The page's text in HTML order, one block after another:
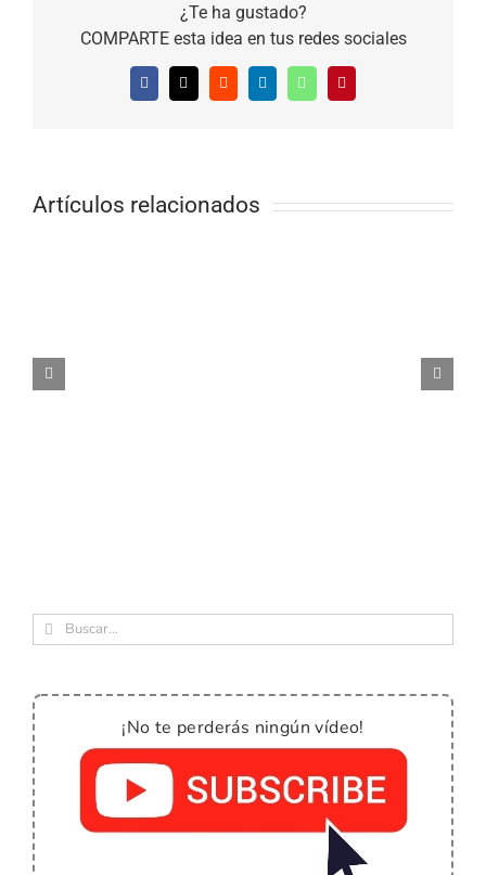
¿Te ha gustado?
COMPARTE esta idea en tus redes sociales
Facebook
X RedditLinkedInWhatsAppPinterest
Artículos relacionados
Buscar:
¡No te perderás ningún vídeo!